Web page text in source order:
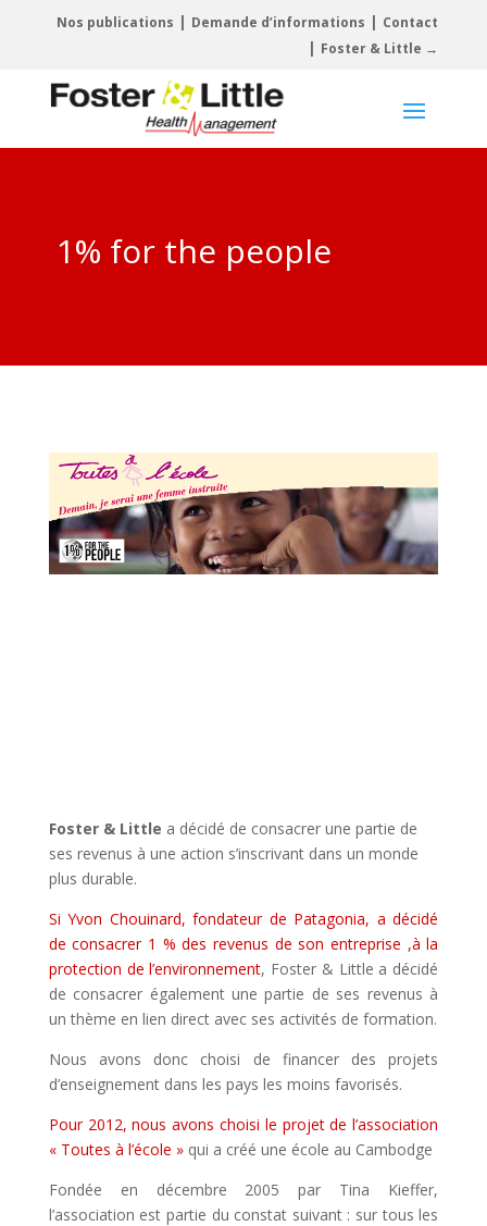
Nos publications | Demande d’informations | Contact
| Foster & Little →
1% for the people
Foster & Little a décidé de consacrer une partie de
ses revenus à une action s’inscrivant dans un monde
plus durable.
Si Yvon Chouinard, fondateur de Patagonia, a décidé
de consacrer 1 % des revenus de son entreprise ,à la
protection de l’environnement, Foster & Little a décidé
de consacrer également une partie de ses revenus à
un thème en lien direct avec ses activités de formation.
Nous avons donc choisi de financer des projets
d’enseignement dans les pays les moins favorisés.
Pour 2012, nous avons choisi le projet de l’association
« Toutes à l’école »qui a créé une école au Cambodge
Fondée en décembre 2005 par Tina Kieffer,
l’association est partie du constat suivant : sur tous les